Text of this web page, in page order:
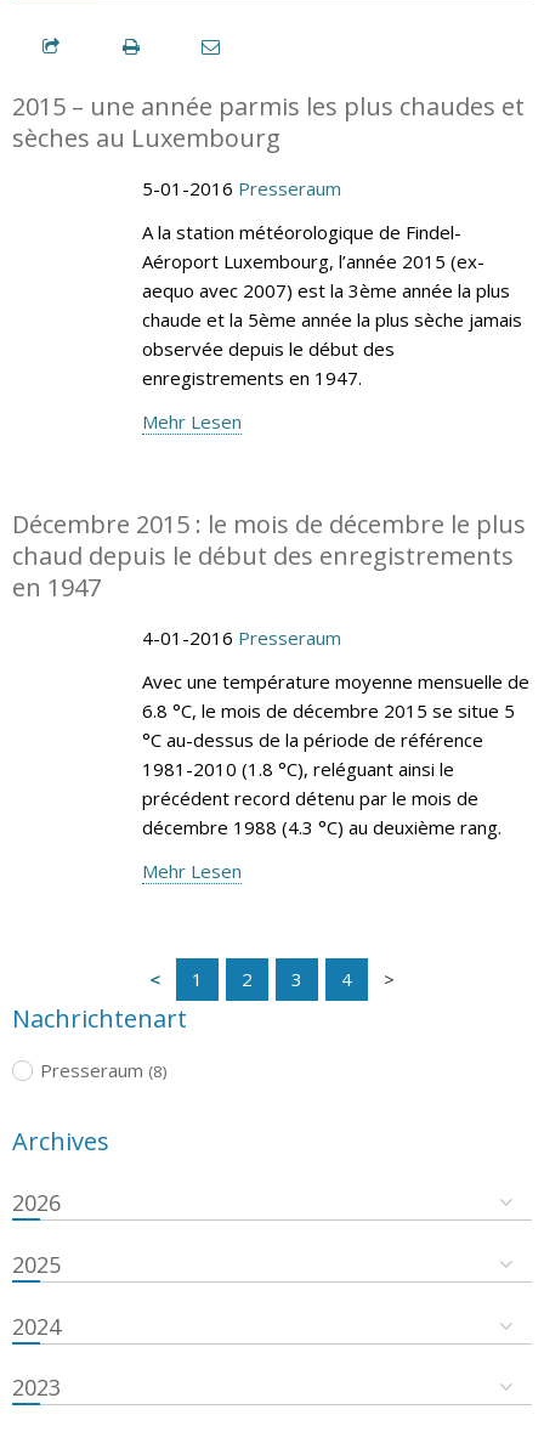
2015 – une année parmis les plus chaudes et
sèches au Luxembourg
5-01-2016 Presseraum
A la station météorologique de Findel-
Aéroport Luxembourg, l’année 2015 (ex-
aequo avec 2007) est la 3ème année la plus
chaude et la 5ème année la plus sèche jamais
observée depuis le début des
enregistrements en 1947.
Mehr Lesen
Décembre 2015 : le mois de décembre le plus
chaud depuis le début des enregistrements
en 1947
4-01-2016 Presseraum
Avec une température moyenne mensuelle de
6.8 °C, le mois de décembre 2015 se situe 5
°C au-dessus de la période de référence
1981-2010 (1.8 °C), reléguant ainsi le
précédent record détenu par le mois de
décembre 1988 (4.3 °C) au deuxième rang.
Mehr Lesen
1 2 3 4
Nachrichtenart
Presseraum (8)
Archives
2026
2025
2024
2023